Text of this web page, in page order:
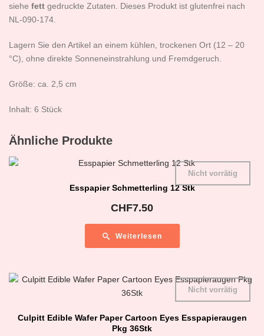
siehe fett gedruckte Zutaten. Dieses Produkt ist glutenfrei nach
NL-090-174.
Lagern Sie den Artikel an einem kühlen, trockenen Ort (12 – 20
°C), ohne direkte Sonneneinstrahlung und Fremdgeruch.
Größe: ca. 2,5 cm
Inhalt: 6 Stück
Ähnliche Produkte
Esspapier Schmetterling 12 Stk
Nicht vorrätig
CHF7.50
Weiterlesen
Culpitt Edible Wafer Paper Cartoon Eyes Esspapieraugen
Pkg 36Stk
Nicht vorrätig